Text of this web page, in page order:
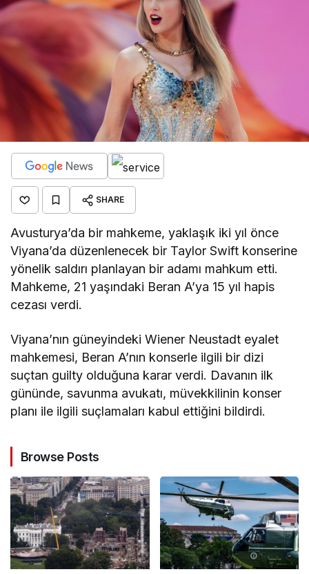
SHARE
Avusturya’da bir mahkeme, yaklaşık iki yıl önce
Viyana’da düzenlenecek bir Taylor Swift konserine
yönelik saldırı planlayan bir adamı mahkum etti.
Mahkeme, 21 yaşındaki Beran A’ya 15 yıl hapis
cezası verdi.
Viyana’nın güneyindeki Wiener Neustadt eyalet
mahkemesi, Beran A’nın konserle ilgili bir dizi
suçtan guilty olduğuna karar verdi. Davanın ilk
gününde, savunma avukatı, müvekkilinin konser
planı ile ilgili suçlamaları kabul ettiğini bildirdi.
Browse Posts